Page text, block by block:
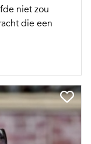
niet zou
die een